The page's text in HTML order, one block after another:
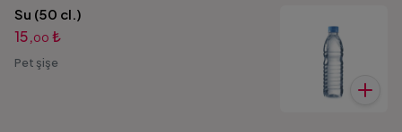
Su (50 cl.)
15,00 ₺
Pet şişe